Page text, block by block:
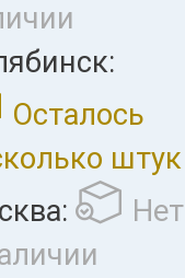
Осталось
штук
Нет